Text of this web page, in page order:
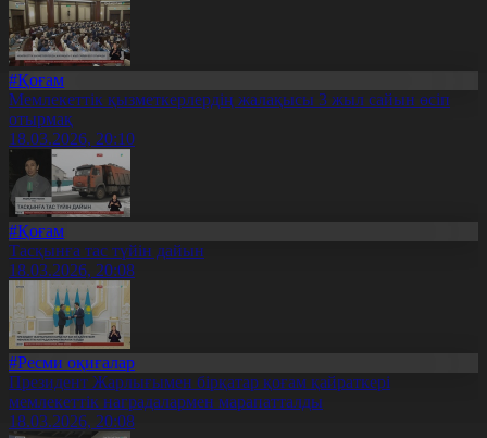
#Қоғам
Мемлекеттік қызметкерлердің жалақысы 3 жыл сайын өсіп
отырмақ
18.03.2026, 20:10
#Қоғам
Тасқынға тас түйін дайын
18.03.2026, 20:08
#Ресми оқиғалар
Президент Жарлығымен бірқатар қоғам қайраткері
мемлекеттік наградалармен марапатталды
18.03.2026, 20:08